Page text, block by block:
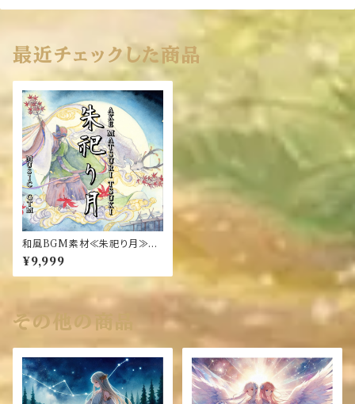
最近チェックした商品
和風BGM素材≪朱祀り月≫A
KE MATSURI TSUKI
¥9,999
その他の商品